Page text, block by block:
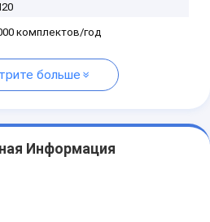
комплектов/год
больше
Информация